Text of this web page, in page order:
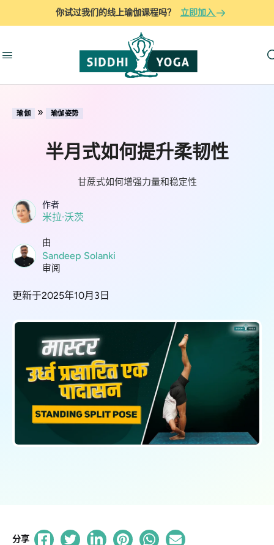
你试过我们的线上瑜伽课程吗？ 立即加入
瑜伽 » 瑜伽姿势
半月式如何提升柔韧性
甘蔗式如何增强力量和稳定性
作者
米拉·沃茨
由
Sandeep Solanki
审阅
更新于2025年10月3日
分享